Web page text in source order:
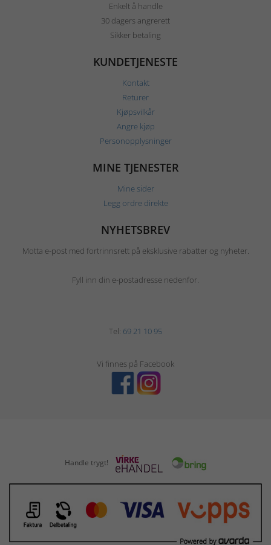
Enkelt å handle
30 dagers angrerett
Sikker betaling
KUNDETJENESTE
Kontakt
Returer
Kjøpsvilkår
Angre kjøp
Personopplysninger
MINE TJENESTER
Mine sider
Legg ordre direkte
NYHETSBREV
Motta e-post med fortrinnsrett på eksklusive rabatter og nyheter.
Fyll inn din e-postadresse nedenfor.
Tel: 69 21 10 95
Vi finnes på Facebook
Handle trygt!